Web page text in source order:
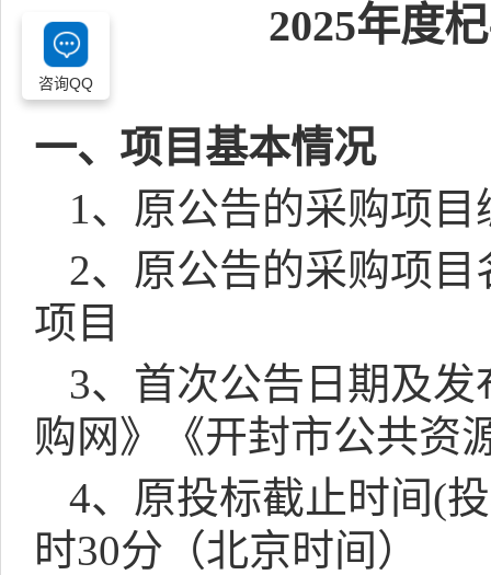
2025年度
一、项目基本情况
1、原公告的采购项
2、原公告的采购项目
项目
3、首次公告日期及发
购网》《开封市公共资
4、原投标截止时间(
时30分（北京时间）
咨询QQ